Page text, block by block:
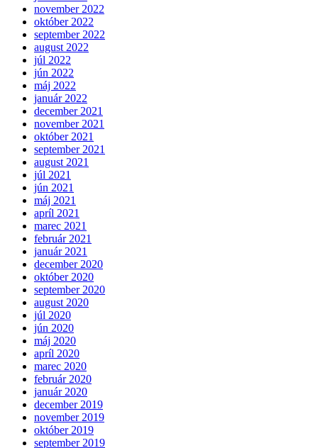
november 2022
október 2022
september 2022
august 2022
júl 2022
jún 2022
máj 2022
január 2022
december 2021
november 2021
október 2021
september 2021
august 2021
júl 2021
jún 2021
máj 2021
apríl 2021
marec 2021
február 2021
január 2021
december 2020
október 2020
september 2020
august 2020
júl 2020
jún 2020
máj 2020
apríl 2020
marec 2020
február 2020
január 2020
december 2019
november 2019
október 2019
september 2019